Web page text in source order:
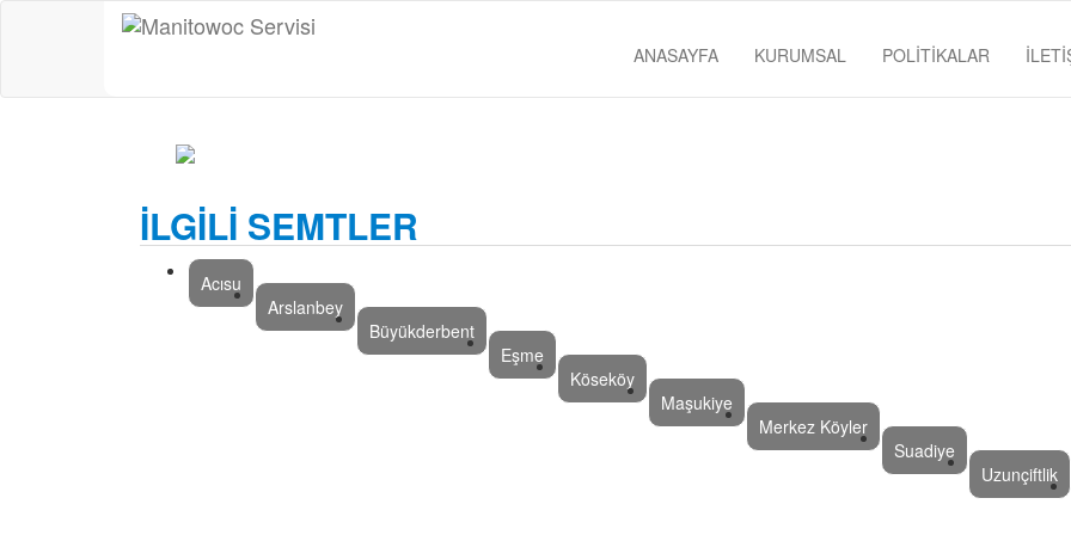
ANASAYFA KURUMSAL POLİTİKALAR
İLGİLİ SEMTLER
Acısu
Arslanbey
Büyükderbent
Eşme
Köseköy
Maşukiye
Merkez Köyler
Suadiye
Uzunçiftlik